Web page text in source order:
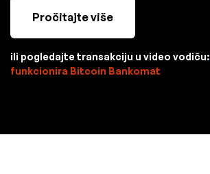
Pročitajte više
ili pogledajte transakciju u video vodiču:
funkcionira Bitcoin Bankomat